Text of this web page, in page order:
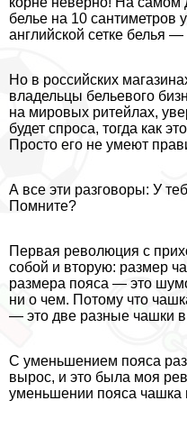
белье на 10 сантиметров
английской сетке белья
Но в российских
владельцы бельевого
на мировых ритейлах,
будет спроса, тогда как
Просто его не умеют
А все эти разговоры: У
Помните?
Первая революция с
собой и вторую: размер
размера пояса — это
ни о чем. Потому что
— это две разные чашки
С уменьшением пояса
вырос, и это была моя
уменьшении пояса чашка